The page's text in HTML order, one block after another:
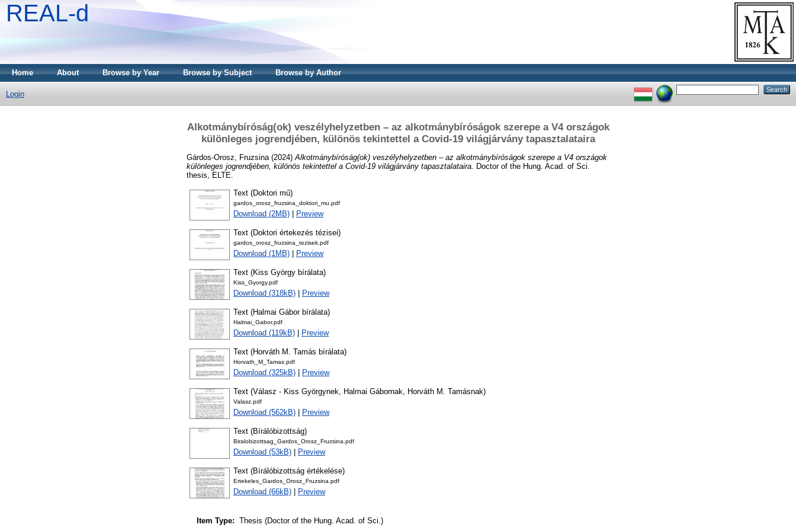
REAL-d
Home About Browse by Year Browse by Subject Browse by Author
Login
Alkotmánybíróság(ok) veszélyhelyzetben – az alkotmánybíróságok szerepe a V4 országok
különleges jogrendjében, különös tekintettel a Covid-19 világjárvány tapasztalataira
Gárdos-Orosz, Fruzsina (2024) Alkotmánybíróság(ok) veszélyhelyzetben – az alkotmánybíróságok szerepe a V4 országok
különleges jogrendjében, különös tekintettel a Covid-19 világjárvány tapasztalataira. Doctor of the Hung. Acad. of Sci.
thesis, ELTE.
Text (Doktori mű)
gardos_orosz_fruzsina_doktori_mu.pdf
Download (2MB) Preview
Text (Doktori értekezés tézisei)
gardos_orosz_fruzsina_tezisek.pdf
Download (1MB) Preview
Text (Kiss György bírálata)
Kiss_Gyorgy.pdf
Download (318kB) Preview
Text (Halmai Gábor bírálata)
Halmai_Gabor.pdf
Download (119kB) Preview
Text (Horváth M. Tamás bírálata)
Horvath_M_Tamas.pdf
Download (325kB) Preview
Text (Válasz - Kiss Györgynek, Halmai Gábornak, Horváth M. Tamásnak)
Valasz.pdf
Download (562kB) Preview
Text (Bírálóbizottság)
Biralobizottsag_Gardos_Orosz_Fruzsina.pdf
Download (53kB) Preview
Text (Bírálóbizottság értékelése)
Ertekeles_Gardos_Orosz_Fruzsina.pdf
Download (66kB) Preview
Item Type: Thesis (Doctor of the Hung. Acad. of Sci.)